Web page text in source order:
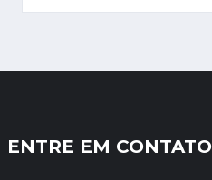
ENTRE EM CONTATO